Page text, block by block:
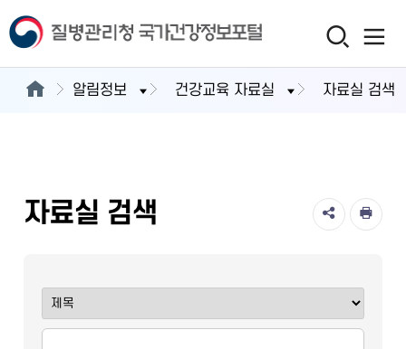
알림정보 건강교육 자료실 자료실 검색
자료실 검색